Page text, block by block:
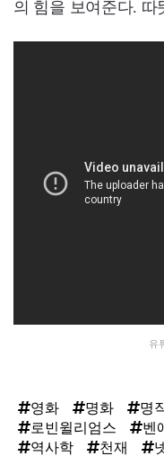
의 힘을 보여준다.
유
영화 명화 명
로빈윌리엄스
벤
역사학
천재